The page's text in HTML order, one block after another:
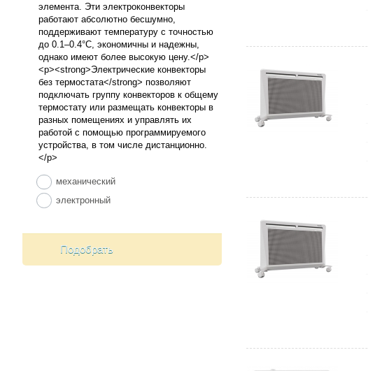
механический
электронный
Подобрать